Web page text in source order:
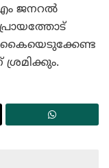
ജനറല്‍